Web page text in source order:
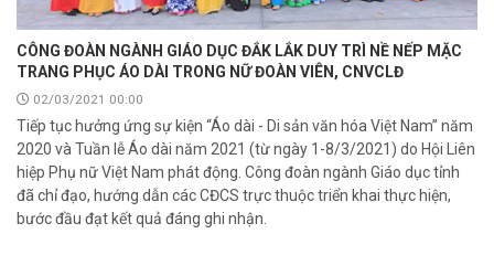
CÔNG ĐOÀN NGÀNH GIÁO DỤC ĐẮK LẮK DUY TRÌ NỀ NẾP MẶC
TRANG PHỤC ÁO DÀI TRONG NỮ ĐOÀN VIÊN, CNVCLĐ
02/03/2021 00:00
Tiếp tục hưởng ứng sự kiện “Áo dài - Di sản văn hóa Việt Nam” năm
2020 và Tuần lễ Áo dài năm 2021 (từ ngày 1-8/3/2021) do Hội Liên
hiệp Phụ nữ Việt Nam phát động. Công đoàn ngành Giáo dục tỉnh
đã chỉ đạo, hướng dẫn các CĐCS trực thuộc triển khai thực hiện,
bước đầu đạt kết quả đáng ghi nhận.